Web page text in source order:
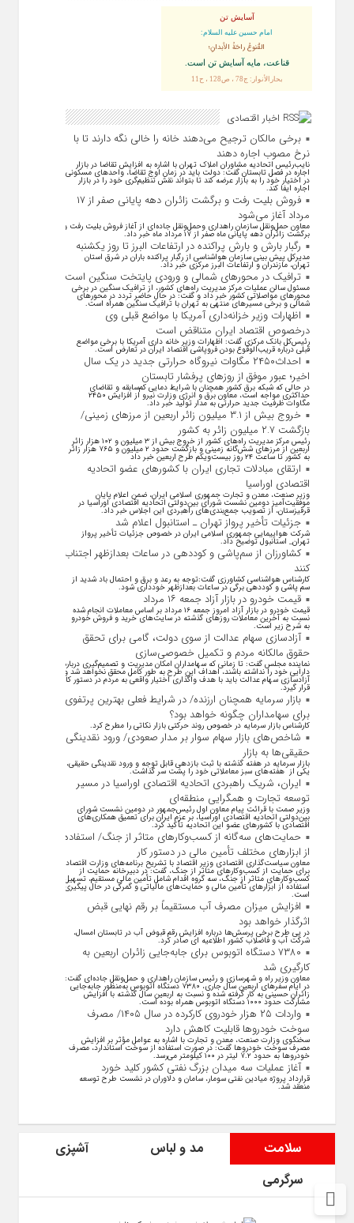
آسایش تن
امام حسین علیه السلام:
القُنوعُ راحَةُ الأبدانِ؛
قناعت، مايه آسايش تن است.
بحارالأنوار: ج78 ، ص128 ، ح11
اخبار اقتصادی
برخی مالکان ترجیح می‌دهند خانه را خالی نگه دارند تا با
نرخ مصوب اجاره دهند
نایب‌رئیس اتحادیه مشاوران املاک تهران با اشاره به افزایش تقاضا در بازار
اجاره در فصل تابستان گفت: دولت باید در زمان اوج تقاضا، واحد‌های مسکونی
در اختیار خود را به بازار عرضه کند تا بتواند نقش تنظیم‌گری خود را در بازار
اجاره ایفا کند.
فروش بلیت رفت و برگشت زائران دهه پایانی صفر از ۱۷
مرداد آغاز می‌شود
معاون حمل‌ونقل سازمان راهداری وحمل‌و‌نقل جاده‌ای از آغاز فروش بلیت رفت و
برگشت زائران دهه پایانی ماه صفر از ۱۷ مرداد ماه خبر داد.
رگبار بارش و بارش پراکنده در ارتفاعات البرز تا روز یکشنبه
مدیرکل پیش بینی سازمان هواشناسی از رگبار پراکنده باران در شرق استان
تهران، مازندران و ارتفاعات البرز مرکزی خبر داد.
ترافیک در محورهای شمالی و ورودی پایتخت سنگین است
مسئول سالن عملیات مرکز مدیریت راه‌های کشور، از ترافیک سنگین در برخی
محورهای مواصلاتی کشور خبر داد و گفت: در حال حاضر تردد در محورهای
شمالی و برخی مسیرهای منتهی به تهران با ترافیک سنگین همراه است.
اظهارات وزیر خزانه‌داری آمریکا با مواضع قبلی وی
درخصوص اقتصاد ایران متناقض است
رئیس‌کل بانک مرکزی گفت: اظهارات وزیر خانه داری آمریکا با برخی مواضع
قبلی درباره قریب‌الوقوع بودن فروپاشی اقتصاد ایران در تعارض است.
احداث۲۴۵۰ مگاوات نیروگاه حرارتی جدید در یک سال
اخیر؛ عبور موفق از روز‌های پرفشار تابستان
در حالی که شبکه برق کشور همچنان با شرایط دمایی کم‌سابقه و تقاضای
حداکثری مواجه است، معاون برق و انرژی وزارت نیرو از افزایش ۲۴۵۰
مگاوات ظرفیت جدید حرارتی به مدار تولید خبر داد.
خروج بیش از ۳.۱ میلیون زائر اربعین از مرزهای زمینی/
بازگشت ۲.۷ میلیون زائر به کشور
رئیس مرکز مدیریت راه‌های کشور از خروج بیش از ۳ میلیون و ۱۰۲ هزار زائر
اربعین از مرزهای شش‌گانه زمینی و بازگشت حدود ۲ میلیون و ۷۶۵ هزار زائر
به کشور تا ساعت ۲۴ روز بیست‌ویکم طرح اربعین خبر داد
ارتقای مبادلات تجاری ایران با کشور‌های عضو اتحادیه
اقتصادی اوراسیا
وزیر صنعت، معدن و تجارت جمهوری اسلامی ایران، ضمن اعلام پایان
موفقیت‌آمیز دومین نشست شورای بین‌دولتی اتحادیه اقتصادی اوراسیا در
قرقیزستان، از تصویب جمع‌بندی‌های راهبردی این اجلاس خبر داد.
جزئیات تأخیر پرواز تهران ـ استانبول اعلام شد
شرکت هواپیمایی جمهوری اسلامی ایران در خصوص جزئیات تأخیر پرواز
تهران_ استانبول توضیح داد.
کشاورزان از سم‌پاشی و کوددهی در ساعات بعدازظهر اجتناب
کنند
کارشناس هواشناسی کشاورزی گفت:توجه به رعد و برق و احتمال باد شدید از
سم پاشی و کوددهی برگی در ساعات بعدازظهر خودداری شود.
قیمت خودرو در بازار آزاد جمعه ۱۶ مرداد
قیمت خودرو در بازار آزاد امروز جمعه ۱۶ مرداد بر اساس معاملات انجام شده
نسبت به آخرین معاملات روز‌های گذشته در سایت‌های خرید و فروش خودرو
به شرح زیر است.
آزادسازی سهام عدالت از سوی دولت، گامی برای تحقق
حقوق مالکانه مردم و تکمیل خصوصی‌سازی
نماینده مجلس گفت: تا زمانی که سهامداران امکان مدیریت و تصمیم‌گیری درباره
دارایی خود را نداشته باشند، اهداف این طرح به طور کامل محقق نخواهد شد و
آزادسازی سهام عدالت باید با هدف واگذاری اختیار واقعی به مردم در دستور کار
قرار گیرد.
بازار سرمایه همچنان ارزنده/ در شرایط فعلی بهترین پرتفوی
برای سهامداران چگونه خواهد بود؟
کارشناس بازار سرمایه در خصوص روند حرکتی بازار نکاتی را مطرح کرد.
شاخص‌های بازار سهام سوار بر مدار صعودی/ ورود نقدینگی
حقیقی‌ها به بازار
بازار سرمایه در هفته گذشته با ثبت بازدهی قابل توجه و ورود نقدینگی حقیقی،
یکی از هفته‌های سبز معاملاتی خود را پشت سر گذاشت.
ایران، شریک راهبردی اتحادیه اقتصادی اوراسیا در مسیر
توسعه تجارت و همگرایی منطقه‌ای
وزیر صمت با قرائت پیام معاون اول رئیس‌جمهور در دومین نشست شورای
بین‌دولتی اتحادیه اقتصادی اوراسیا، بر عزم ایران برای تعمیق همکاری‌های
اقتصادی با کشورهای عضو این اتحادیه تأکید کرد.
حمایت‌های سه‌گانه از کسب‌وکارهای متاثر از جنگ/ استفاده
از ابزارهای مختلف تأمین مالی در دستور کار
معاون سیاست‌گذاری اقتصادی وزیر اقتصاد با تشریح برنامه‌های وزارت اقتصاد
برای حمایت از کسب‌وکار‌های متاثر از جنگ، گفت: در دبیرخانه حمایت از
کسب‌وکار‌های متاثر از جنگ، سه گروه اقدام شامل تأمین مالی مستقیم، تسهیل
استفاده از ابزار‌های تأمین مالی و حمایت‌های مالیاتی و گمرکی در حال پیگیری
است.
افزایش میزان مصرف آب مستقیماً بر رقم نهایی قبض
اثرگذار خواهد بود
در پی طرح برخی پرسش‌ها درباره افزایش رقم قبوض آب در تابستان امسال،
شرکت آب و فاضلاب کشور اطلاعیه ای صادر کرد.
۷۳۸۰ دستگاه اتوبوس برای جابه‌جایی زائران اربعین به
کارگیری شد
معاون وزیر راه و شهرسازی و رئیس سازمان راهداری و حمل‌ونقل جاده‌ای گفت:
در ایام سفرهای اربعین سال جاری، ۷۳۸۰ دستگاه اتوبوس به‌منظور جابه‌جایی
زائران حسینی به‌ کار گرفته شده و نسبت به اربعین سال گذشته با افزایش
مشارکت حدود ۱۰۰۰ دستگاه اتوبوس همراه بوده است.
واردات ۲۵ هزار خودروی کارکرده در سال ۱۴۰۵/ مصرف
سوخت خودرو‌ها قابلیت کاهش دارد
سخنگوی وزارت صنعت، معدن و تجارت با اشاره به عوامل مؤثر بر افزایش
مصرف سوخت خودرو‌ها گفت: در صورت استفاده از سوخت استاندارد، مصرف
خودرو‌ها به حدود ۷.۲ لیتر در ۱۰۰ کیلومتر می‌رسد.
آغاز عملیات سه میدان بزرگ نفتی کشور کلید خورد
قرارداد پروژه میادین نفتی سومار، سامان و دلاوران در نشست طرح توسعه
منعقد شد.
سلامت مد و لباس
آشپزی
سرگرمی